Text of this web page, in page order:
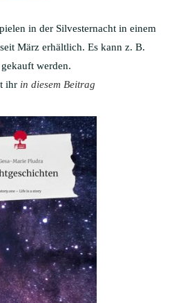
in der Silvesternacht in einem
März erhältlich. Es kann z. B.
gekauft werden.
ihr in diesem Beitrag